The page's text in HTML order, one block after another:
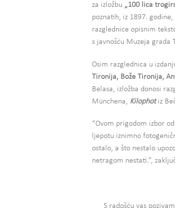
za izložbu „100 lica
poznatih, iz 1897.
razglednice opisnim
s javnošću Muzeja grada
Osim razglednica u
Tironija, Bože Tironija,
Belasa, izložba donosi
Münchena, Kilophotiz
“Ovom prigodom izbor
ljepotu iznimno
ostalo, a što nestalo
netragom nestati.”,
S radošću vas